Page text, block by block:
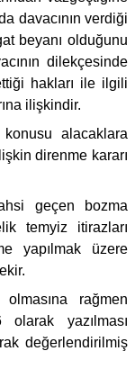
davacının verdiği
beyanı olduğunu
dilekçesinde
hakları ile ilgili
ilişkindir.
alacaklara
direnme kararı
geçen bozma
temyiz itirazları
yapılmak üzere
rağmen
olarak yazılması
değerlendirilmiş